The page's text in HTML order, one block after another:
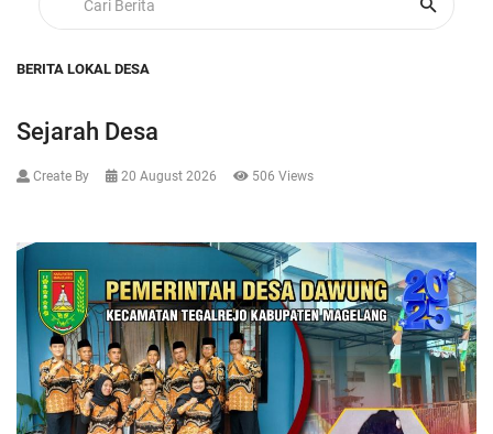
BERITA LOKAL DESA
Sejarah Desa
Create By 20 August 2026 506 Views